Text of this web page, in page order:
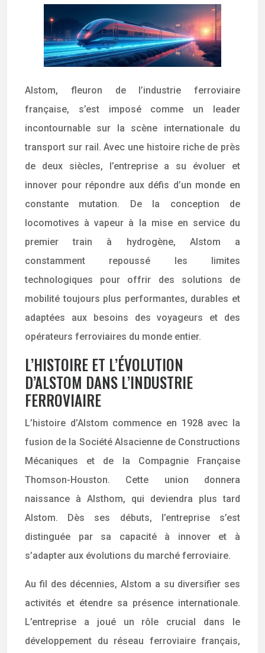
Alstom, fleuron de l’industrie ferroviaire
française, s’est imposé comme un leader
incontournable sur la scène internationale du
transport sur rail. Avec une histoire riche de près
de deux siècles, l’entreprise a su évoluer et
innover pour répondre aux défis d’un monde en
constante mutation. De la conception de
locomotives à vapeur à la mise en service du
premier train à hydrogène, Alstom a
constamment repoussé les limites
technologiques pour offrir des solutions de
mobilité toujours plus performantes, durables et
adaptées aux besoins des voyageurs et des
opérateurs ferroviaires du monde entier.
L’HISTOIRE ET L’ÉVOLUTION
D’ALSTOM DANS L’INDUSTRIE
FERROVIAIRE
L’histoire d’Alstom commence en 1928 avec la
fusion de la Société Alsacienne de Constructions
Mécaniques et de la Compagnie Française
Thomson-Houston. Cette union donnera
naissance à Alsthom, qui deviendra plus tard
Alstom. Dès ses débuts, l’entreprise s’est
distinguée par sa capacité à innover et à
s’adapter aux évolutions du marché ferroviaire.
Au fil des décennies, Alstom a su diversifier ses
activités et étendre sa présence internationale.
L’entreprise a joué un rôle crucial dans le
développement du réseau ferroviaire français,